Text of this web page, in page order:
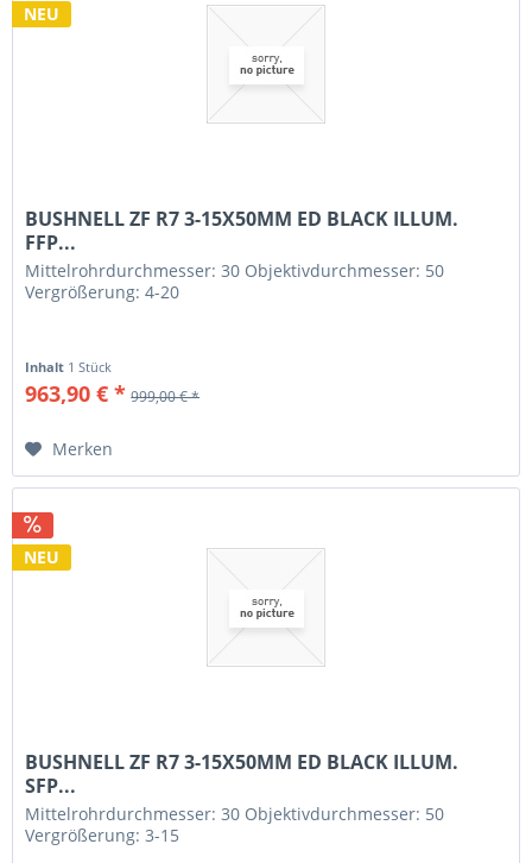
NEU
BUSHNELL ZF R7 3-15X50MM ED BLACK ILLUM.
FFP...
Mittelrohrdurchmesser: 30 Objektivdurchmesser: 50
Vergrößerung: 4-20
Inhalt 1 Stück
963,90 € * 999,00 € *
Merken
NEU
BUSHNELL ZF R7 3-15X50MM ED BLACK ILLUM.
SFP...
Mittelrohrdurchmesser: 30 Objektivdurchmesser: 50
Vergrößerung: 3-15